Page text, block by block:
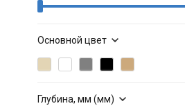
Основной цвет
Глубина, мм (мм)